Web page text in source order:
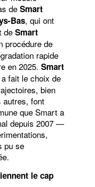
de Smart
Bas, qui ont
de Smart
procédure de
rapide
en 2025. Smart
fait le choix de
bien
autres, font
que Smart a
depuis 2007 —
pu se
le cap